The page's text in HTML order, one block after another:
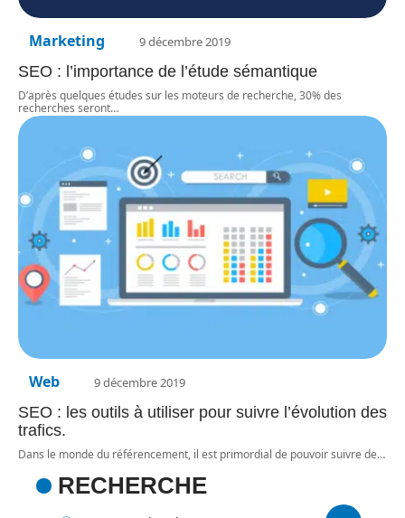
Marketing 9 décembre 2019
SEO : l’importance de l’étude sémantique
D’après quelques études sur les moteurs de recherche, 30% des
recherches seront…
Web 9 décembre 2019
SEO : les outils à utiliser pour suivre l’évolution des
trafics.
Dans le monde du référencement, il est primordial de pouvoir suivre de…
RECHERCHE